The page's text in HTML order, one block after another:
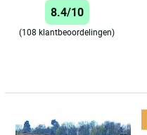
8.4/10
(108 klantbeoordelingen)